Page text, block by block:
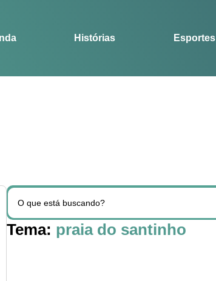
Histórias Esportes
Tema: praia do santinho